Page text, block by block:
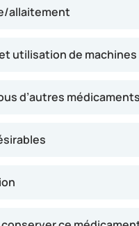
allaitement
utilisation de machines
d’autres